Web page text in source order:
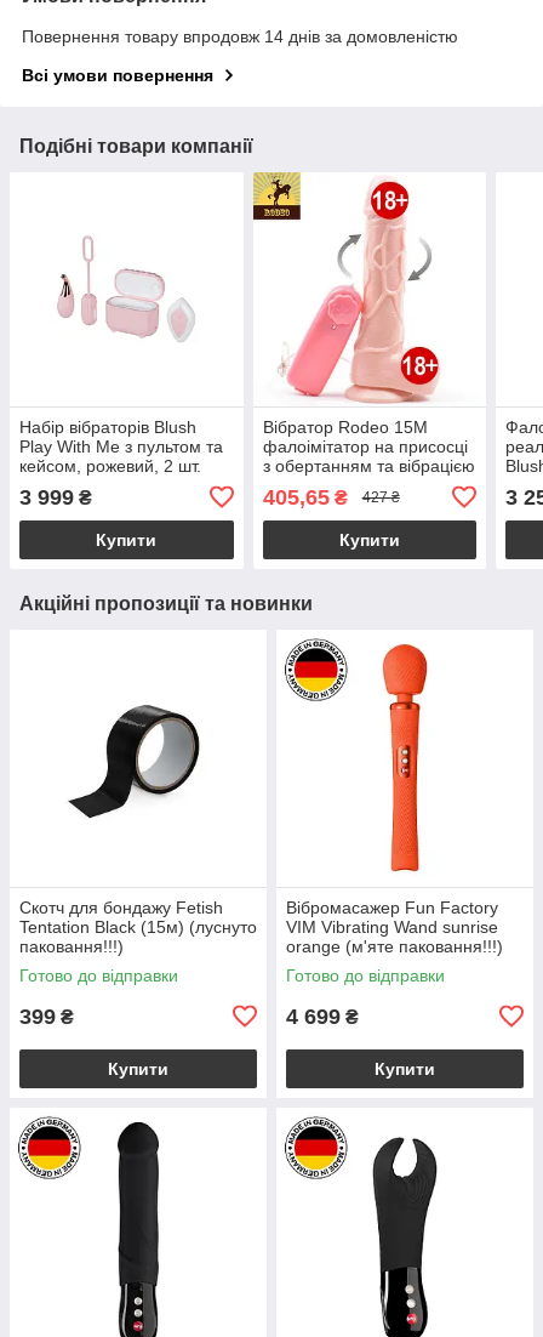
Повернення товару впродовж 14 днів за домовленістю
Всі умови повернення
Подібні товари компанії
Набір вібраторів Blush
Play With Me з пультом та
кейсом, рожевий, 2 шт.
3 999 ₴
Купити
Вібратор Rodeo 15M
фалоімітатор на присосці
з обертанням та вібрацією
405,65₴ 427 ₴
Купити
х 5
3
Акційні пропозиції та новинки
Скотч для бондажу Fetish
Tentation Black (15м) (луснуто
паковання!!!)
Готово до відправки
399 ₴
Купити
Вібромасажер Fun Factory
VIM Vibrating Wand sunrise
orange (м'яте паковання!!!)
Готово до відправки
4 699 ₴
Купити